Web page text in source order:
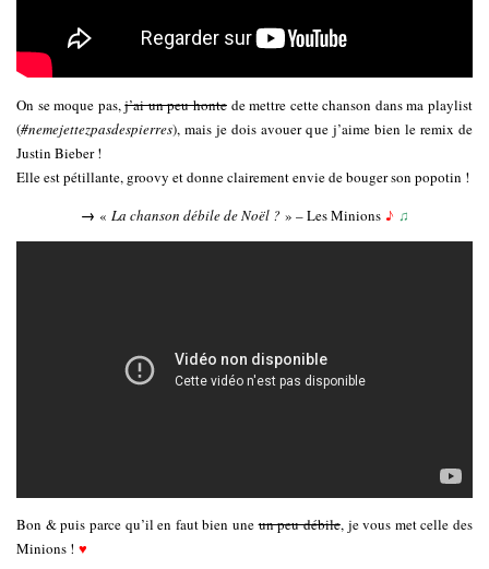
On se moque pas,j’ai un peu honte de mettre cette chanson dans ma playlist
(#nemejettezpasdespierres), mais je dois avouer que j’aime bien le remix de
Justin Bieber !
Elle est pétillante, groovy et donne clairement envie de bouger son popotin !
→ « La chanson débile de Noël ? » – Les Minions ♪ ♫
Bon & puis parce qu’il en faut bien uneun peu débile, je vous met celle des
Minions ! ♥